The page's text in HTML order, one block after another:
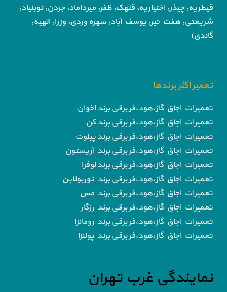
قیطریه, چیذر, اختیاریه, قلهک, ظفر, میرداماد, جردن, نوبنیاد,
شریعتی, هفت تیر, یوسف آباد, سهره وردی, وزرا, الهیه,
گاندی)
تعمیر اکثر برندها
تعمیرات اجاق گاز،هود،فر برقی برند اخوان
تعمیرات اجاق گاز،هود،فر برقی برند کن
تعمیرات اجاق گاز،هود،فر برقی برند پیلوت
تعمیرات اجاق گاز،هود،فر برقی برند آریستون
تعمیرات اجاق گاز،هود،فر برقی برند لوفرا
تعمیرات اجاق گاز،هود،فر برقی برند توربولاین
تعمیرات اجاق گاز،هود،فر برقی برند مس
تعمیرات اجاق گاز،هود،فر برقی برند رزگار
تعمیرات اجاق گاز،هود،فر برقی برند رومانزا
تعمیرات اجاق گاز،هود،فر برقی برند پولنزا
نمایندگی غرب تهران